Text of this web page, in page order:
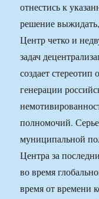
отнестись к
решение
Центр четко и
задач
создает
генерации
полномочий.
муниципальной
Центра за
во время
время от времени